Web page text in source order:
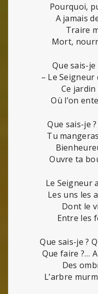
Pourquoi,
A jamais
Traire
Mort,
Que sais-
– Le
Ce
Où l’on
Que sais-je
Tu
Ouvre ta
Le Seigneur
Les uns les
Dont le
Entre les
Que sais-je ?
Que faire ?…
Des
L’arbre